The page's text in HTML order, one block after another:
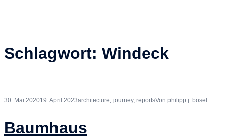
Schlagwort: Windeck
30. Mai 202019. April 2023architecture, journey, reportsVon philipp j. bösel
Baumhaus